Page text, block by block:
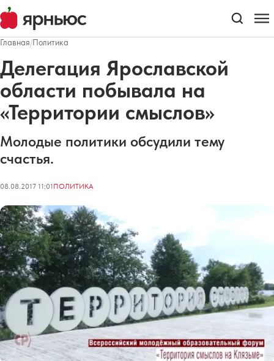
Главная/Политика
Делегация Ярославской
области побывала на
«Территории смыслов»
Молодые политики обсудили тему
счастья.
08.08.2017 11:01ПОЛИТИКА